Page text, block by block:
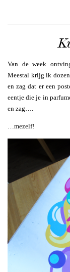
Van de week
Meestal krijg ik
en zag dat er een
eentje die je in
en zag….
…mezelf!